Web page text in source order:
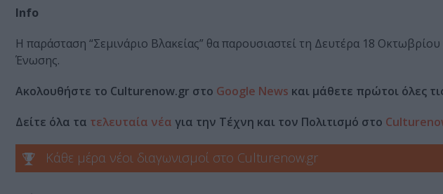
Info
Η παράσταση “Σεμινάριο Βλακείας” θα παρουσιαστεί τη Δευτέρα 18
Ένωσης.
Ακολουθήστε το Culturenow.gr στο Google News και μάθετε πρώτοι όλες
Δείτε όλα τα τελευταία νέα για την Τέχνη και τον Πολιτισμό στο
Κάθε μέρα νέοι διαγωνισμοί στο Culturenow.gr